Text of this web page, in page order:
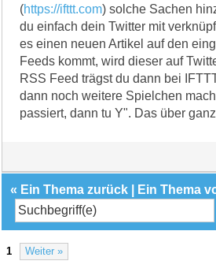
(https://ifttt.com) solche Sachen
du einfach dein Twitter mit
es einen neuen Artikel auf den
Feeds kommt, wird dieser auf
RSS Feed trägst du dann bei
dann noch weitere Spielchen
passiert, dann tu Y". Das über
« Ein Thema zurück Ein Thema
1 Weiter »